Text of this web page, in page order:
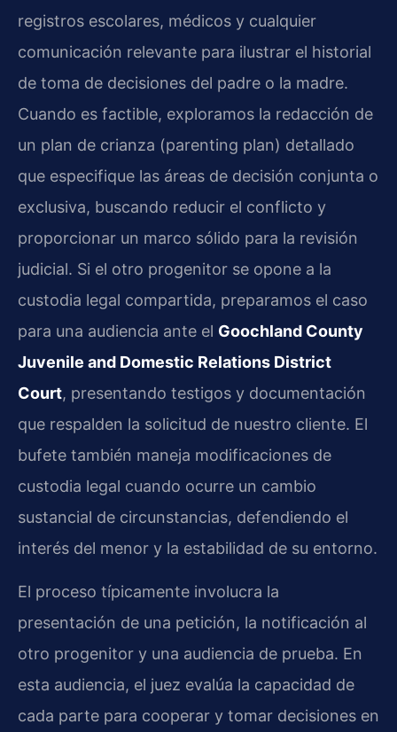
registros escolares, médicos y cualquier
comunicación relevante para ilustrar el historial
de toma de decisiones del padre o la madre.
Cuando es factible, exploramos la redacción de
un plan de crianza (parenting plan) detallado
que especifique las áreas de decisión conjunta o
exclusiva, buscando reducir el conflicto y
proporcionar un marco sólido para la revisión
judicial. Si el otro progenitor se opone a la
custodia legal compartida, preparamos el caso
para una audiencia ante el Goochland County
Juvenile and Domestic Relations District
Court, presentando testigos y documentación
que respalden la solicitud de nuestro cliente. El
bufete también maneja modificaciones de
custodia legal cuando ocurre un cambio
sustancial de circunstancias, defendiendo el
interés del menor y la estabilidad de su entorno.
El proceso típicamente involucra la
presentación de una petición, la notificación al
otro progenitor y una audiencia de prueba. En
esta audiencia, el juez evalúa la capacidad de
cada parte para cooperar y tomar decisiones en